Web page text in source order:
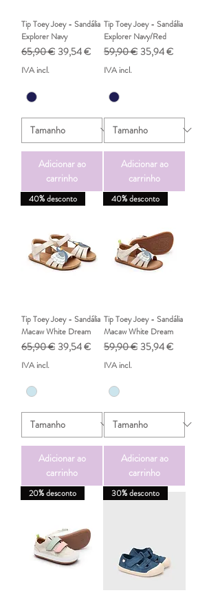
Tip Toey Joey - Sandália
Explorer Navy
Preço normal
65,90 € Preço promocional
39,54 €
IVA incl.
Adicionar ao
carrinho
Tip Toey Joey - Sandália
Explorer Navy/Red
Preço normal
59,90 € Preço promocional
35,94 €
IVA incl.
Adicionar ao
carrinho
40% desconto
Tip Toey Joey - Sandália
Macaw White Dream
Preço normal
65,90 € Preço promocional
39,54 €
IVA incl.
Adicionar ao
carrinho
40% desconto
Tip Toey Joey - Sandália
Macaw White Dream
Preço normal
59,90 € Preço promocional
35,94 €
IVA incl.
Adicionar ao
carrinho
20% desconto 30% desconto